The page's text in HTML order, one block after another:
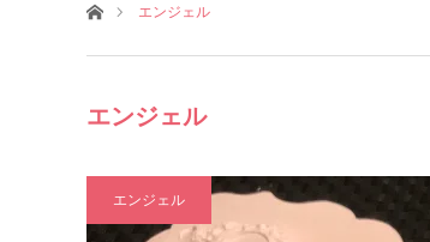
ホームエンジェル
エンジェル
エンジェル